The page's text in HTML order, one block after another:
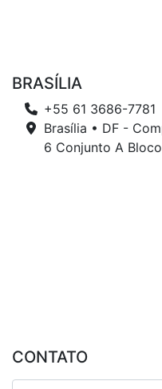
BRASÍLIA
+55 61 3686-7781
Brasília • DF -
6 Conjunto A
CONTATO